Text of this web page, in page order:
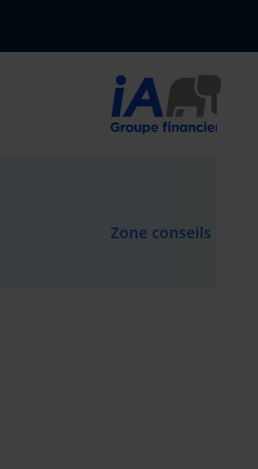
Zone conseils